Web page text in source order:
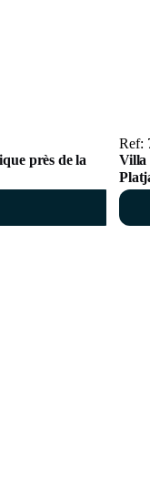
près de la
Ref:
Villa